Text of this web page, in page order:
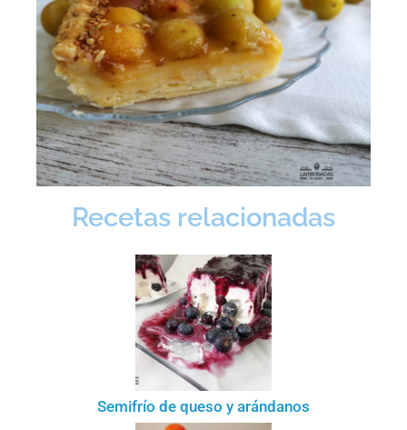
Recetas relacionadas
Semifrío de queso y arándanos